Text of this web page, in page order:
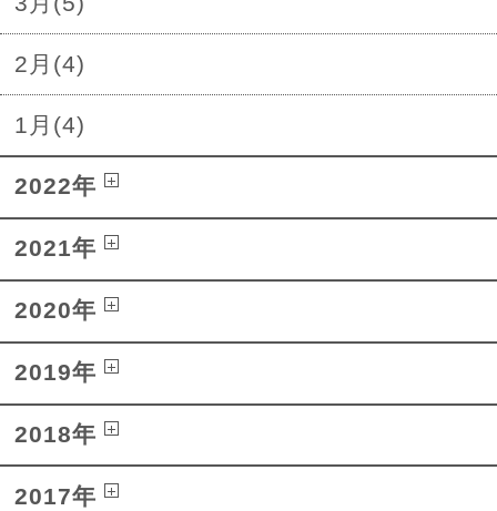
2月(4)
1月(4)
2022年
2021年
2020年
2019年
2018年
2017年